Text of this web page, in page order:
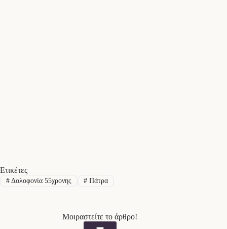
Ετικέτες
#Δολοφονία 55χρονης #Πάτρα
Μοιραστείτε το άρθρο!